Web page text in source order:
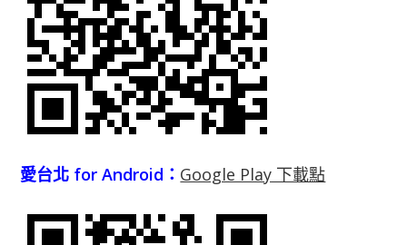
愛台北 for Android： Google Play 下載點